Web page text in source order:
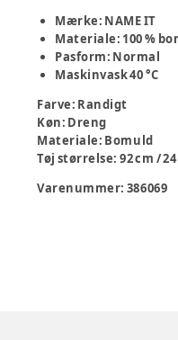
Mærke: NAME IT
Materiale: 100 %
Pasform: Normal
Maskinvask 40 °C
Farve: Randigt
Køn: Dreng
Materiale: Bomuld
Tøj størrelse:92 cm /
Varenummer: 386069